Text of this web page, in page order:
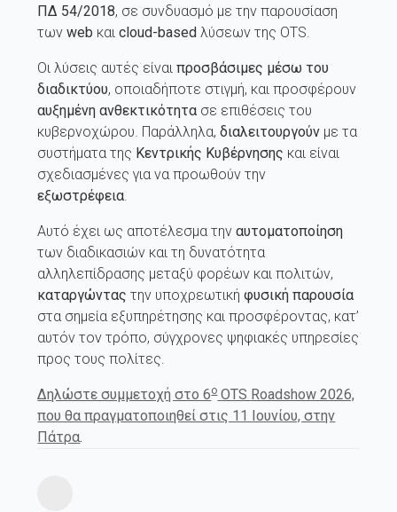
ΠΔ 54/2018, σε συνδυασμό με την παρουσίαση
τωνweb καιcloud-based λύσεων της OTS.
Οι λύσεις αυτές είναιπροσβάσιμες μέσω του
διαδικτύου, οποιαδήποτε στιγμή, και προσφέρουν
αυξημένη ανθεκτικότητα σε επιθέσεις του
κυβερνοχώρου. Παράλληλα,διαλειτουργούν με τα
συστήματα της Κεντρικής Κυβέρνησης και είναι
σχεδιασμένες για να προωθούν την
εξωστρέφεια.
Αυτό έχει ως αποτέλεσμα τηναυτοματοποίηση
των διαδικασιών και τη δυνατότητα
αλληλεπίδρασης μεταξύ φορέων και πολιτών,
καταργώντας την υποχρεωτικήφυσική παρουσία
στα σημεία εξυπηρέτησης και προσφέροντας, κατ’
αυτόν τον τρόπο, σύγχρονες ψηφιακές υπηρεσίες
προς τους πολίτες.
Δηλώστε συμμετοχή στο 6ο OTS Roadshow 2026,
που θα πραγματοποιηθεί στις 11 Ιουνίου, στην
Πάτρα.